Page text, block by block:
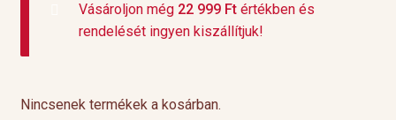
Vásároljon még 22 999 Ftértékben és
rendelését ingyen kiszállítjuk!
Nincsenek termékek a kosárban.